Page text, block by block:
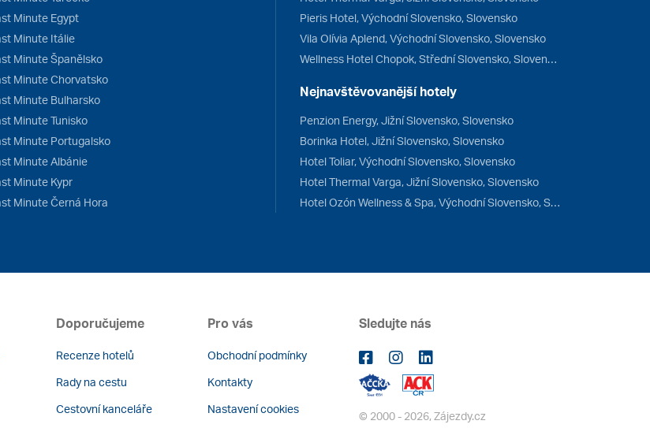
Minute Egypt
Minute Itálie
Minute Španělsko
Minute Chorvatsko
Minute Bulharsko
Minute Tunisko
Minute Portugalsko
Minute Albánie
Minute Kypr
Minute Černá Hora
Pieris Hotel, Východní Slovensko, Slovensko
Vila Olívia Aplend, Východní Slovensko, Slovensko
Wellness Hotel Chopok, Střední Slovensko, Slovensko
Nejnavštěvovanější hotely
Penzion Energy, Jižní Slovensko, Slovensko
Borinka Hotel, Jižní Slovensko, Slovensko
Hotel Toliar, Východní Slovensko, Slovensko
Hotel Thermal Varga, Jižní Slovensko, Slovensko
Hotel Ozón Wellness & Spa, Východní Slovensko, Slovensko
Doporučujeme
Recenze hotelů
Rady na cestu
Cestovní kanceláře
Pro vás
Obchodní podmínky
Kontakty
Nastavení cookies
Sledujte nás
© 2000 - 2026, Zájezdy.cz